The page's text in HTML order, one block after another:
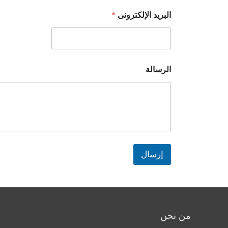
البريد الإلكترونى *
الرسالة
إرسال
من نحن